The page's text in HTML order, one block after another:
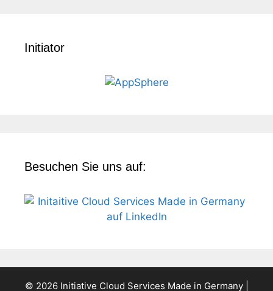
Initiator
Besuchen Sie uns auf:
© 2026 Initiative Cloud Services Made in Germany |